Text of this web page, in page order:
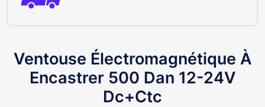
Ventouse Électromagnétique À
Encastrer 500 Dan 12-24V
Dc+Ctc